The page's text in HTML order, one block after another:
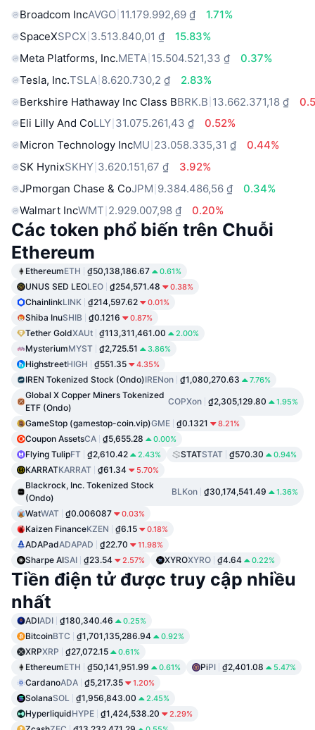
Broadcom IncAVGO 11.179.992,69 ₫
1.71%
SpaceXSPCX 3.513.840,01 ₫
15.83%
Meta Platforms, Inc.META 15.504.521,33 ₫
0.37%
Tesla, Inc.TSLA 8.620.730,2 ₫
2.83%
Berkshire Hathaway Inc Class BBRK.B 13.662.371,18 ₫
Eli Lilly And CoLLY 31.075.261,43 ₫
0.52%
Micron Technology IncMU 23.058.335,31 ₫
0.44%
SK HynixSKHY 3.620.151,67 ₫
3.92%
JPmorgan Chase & CoJPM 9.384.486,56 ₫
0.34%
Walmart IncWMT 2.929.007,98 ₫ 0.20%
Các token phổ biến trên Chuỗi
Ethereum
EthereumETH ₫50,138,186.67 0.61%
UNUS SED LEOLEO ₫254,571.48 0.38%
ChainlinkLINK ₫214,597.62 0.01%
Shiba InuSHIB ₫0.1216 0.87%
Tether GoldXAUt ₫113,311,461.00 2.00%
MysteriumMYST ₫2,725.51 3.86%
HighstreetHIGH ₫551.35 4.35%
IREN Tokenized Stock (Ondo)IRENon ₫1,080,270.63 7.76%
Global X Copper Miners Tokenized
ETF (Ondo)
COPXon ₫2,305,129.80 1.95%
GameStop (gamestop-coin.vip)GME ₫0.1321 8.21%
Coupon AssetsCA ₫5,655.28 0.00%
Flying TulipFT ₫2,610.42 2.43% STATSTAT ₫570.30 0.94%
KARRATKARRAT ₫61.34 5.70%
Blackrock, Inc. Tokenized Stock
(Ondo)
BLKon ₫30,174,541.49 1.36%
WatWAT ₫0.006087 0.03%
Kaizen FinanceKZEN ₫6.15 0.18%
ADAPadADAPAD ₫22.70 11.98%
Sharpe AISAI ₫23.54 2.57% XYROXYRO ₫4.64 0.22%
Tiền điện tử được truy cập nhiều
nhất
ADIADI ₫180,340.46 0.25%
BitcoinBTC ₫1,701,135,286.94 0.92%
XRPXRP ₫27,072.15 0.61%
EthereumETH ₫50,141,951.99 0.61% PiPI ₫2,401.08 5.47%
CardanoADA ₫5,217.35 1.20%
SolanaSOL ₫1,956,843.00 2.45%
HyperliquidHYPE ₫1,424,538.20 2.29%